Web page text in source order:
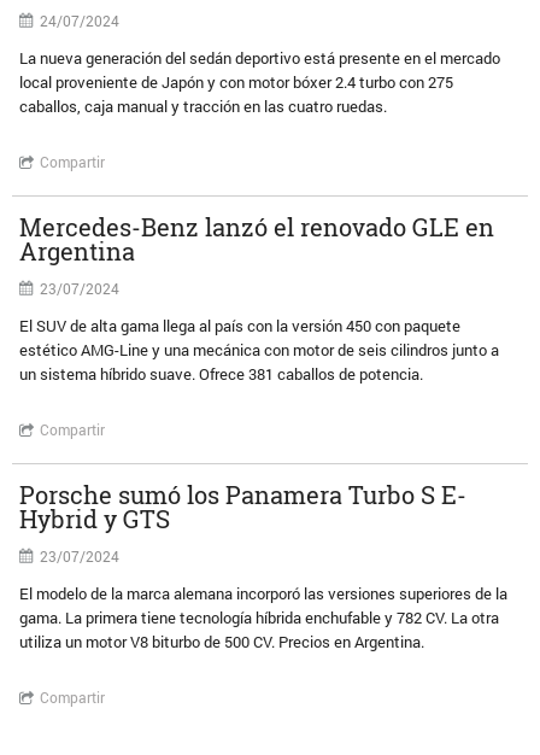
24/07/2024
La nueva generación del sedán deportivo está presente en el mercado
local proveniente de Japón y con motor bóxer 2.4 turbo con 275
caballos, caja manual y tracción en las cuatro ruedas.
Compartir
Mercedes-Benz lanzó el renovado GLE en
Argentina
23/07/2024
El SUV de alta gama llega al país con la versión 450 con paquete
estético AMG-Line y una mecánica con motor de seis cilindros junto a
un sistema híbrido suave. Ofrece 381 caballos de potencia.
Compartir
Porsche sumó los Panamera Turbo S E-
Hybrid y GTS
23/07/2024
El modelo de la marca alemana incorporó las versiones superiores de la
gama. La primera tiene tecnología híbrida enchufable y 782 CV. La otra
utiliza un motor V8 biturbo de 500 CV. Precios en Argentina.
Compartir